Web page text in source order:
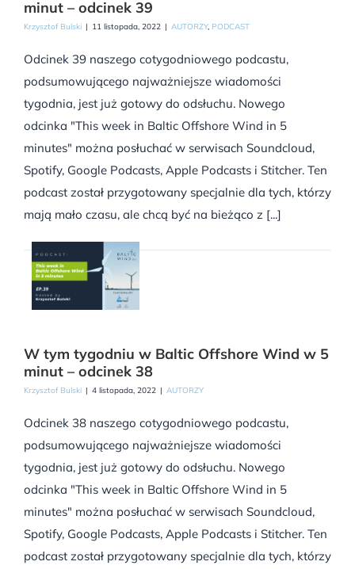
minut – odcinek 39
Krzysztof Bulski | 11 listopada, 2022 | AUTORZY, PODCAST
Odcinek 39 naszego cotygodniowego podcastu,
podsumowującego najważniejsze wiadomości
tygodnia, jest już gotowy do odsłuchu. Nowego
odcinka "This week in Baltic Offshore Wind in 5
minutes" można posłuchać w serwisach Soundcloud,
Spotify, Google Podcasts, Apple Podcasts i Stitcher. Ten
podcast został przygotowany specjalnie dla tych, którzy
mają mało czasu, ale chcą być na bieżąco z [...]
W tym tygodniu w Baltic Offshore Wind w 5
minut – odcinek 38
Krzysztof Bulski | 4 listopada, 2022 | AUTORZY
Odcinek 38 naszego cotygodniowego podcastu,
podsumowującego najważniejsze wiadomości
tygodnia, jest już gotowy do odsłuchu. Nowego
odcinka "This week in Baltic Offshore Wind in 5
minutes" można posłuchać w serwisach Soundcloud,
Spotify, Google Podcasts, Apple Podcasts i Stitcher. Ten
podcast został przygotowany specjalnie dla tych, którzy